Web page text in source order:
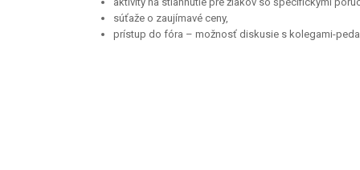
súťaže o zaujímavé ceny,
prístup do fóra – možnosť diskusie s kolegami-